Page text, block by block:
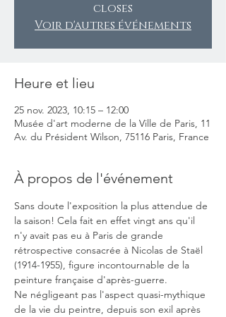
closes
Voir d'autres événements
Heure et lieu
25 nov. 2023, 10:15 – 12:00
Musée d'art moderne de la Ville de Paris, 11
Av. du Président Wilson, 75116 Paris, France
À propos de l'événement
Sans doute l'exposition la plus attendue de
la saison! Cela fait en effet vingt ans qu'il
n'y avait pas eu à Paris de grande
rétrospective consacrée à Nicolas de Staël
(1914-1955), figure incontournable de la
peinture française d'après-guerre.
Ne négligeant pas l'aspect quasi-mythique
de la vie du peintre, depuis son exil après